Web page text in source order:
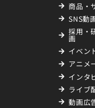
商品・
SNS動
採用・
画
イベン
アニメ
インタ
ライブ
動画広